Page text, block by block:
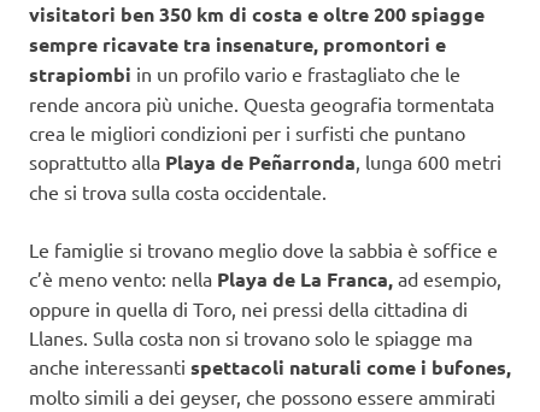
visitatori ben 350 km di costa e oltre 200 spiagge
sempre ricavate tra insenature, promontori e
strapiombi in un profilo vario e frastagliato che le
rende ancora più uniche. Questa geografia tormentata
crea le migliori condizioni per i surfisti che puntano
soprattutto alla Playa de Peñarronda, lunga 600 metri
che si trova sulla costa occidentale.
Le famiglie si trovano meglio dove la sabbia è soffice e
c’è meno vento: nella Playa de La Franca, ad esempio,
oppure in quella di Toro, nei pressi della cittadina di
Llanes. Sulla costa non si trovano solo le spiagge ma
anche interessanti spettacoli naturali come i bufones,
molto simili a dei geyser, che possono essere ammirati